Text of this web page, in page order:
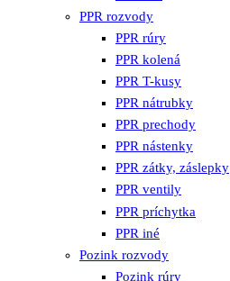
PPR rozvody
PPR rúry
PPR kolená
PPR T-kusy
PPR nátrubky
PPR prechody
PPR nástenky
PPR zátky, záslepky
PPR ventily
PPR príchytka
PPR iné
Pozink rozvody
Pozink rúry